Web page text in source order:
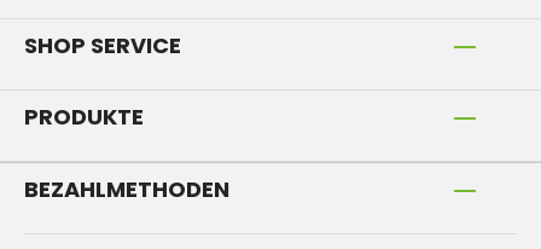
SHOP SERVICE
PRODUKTE
BEZAHLMETHODEN